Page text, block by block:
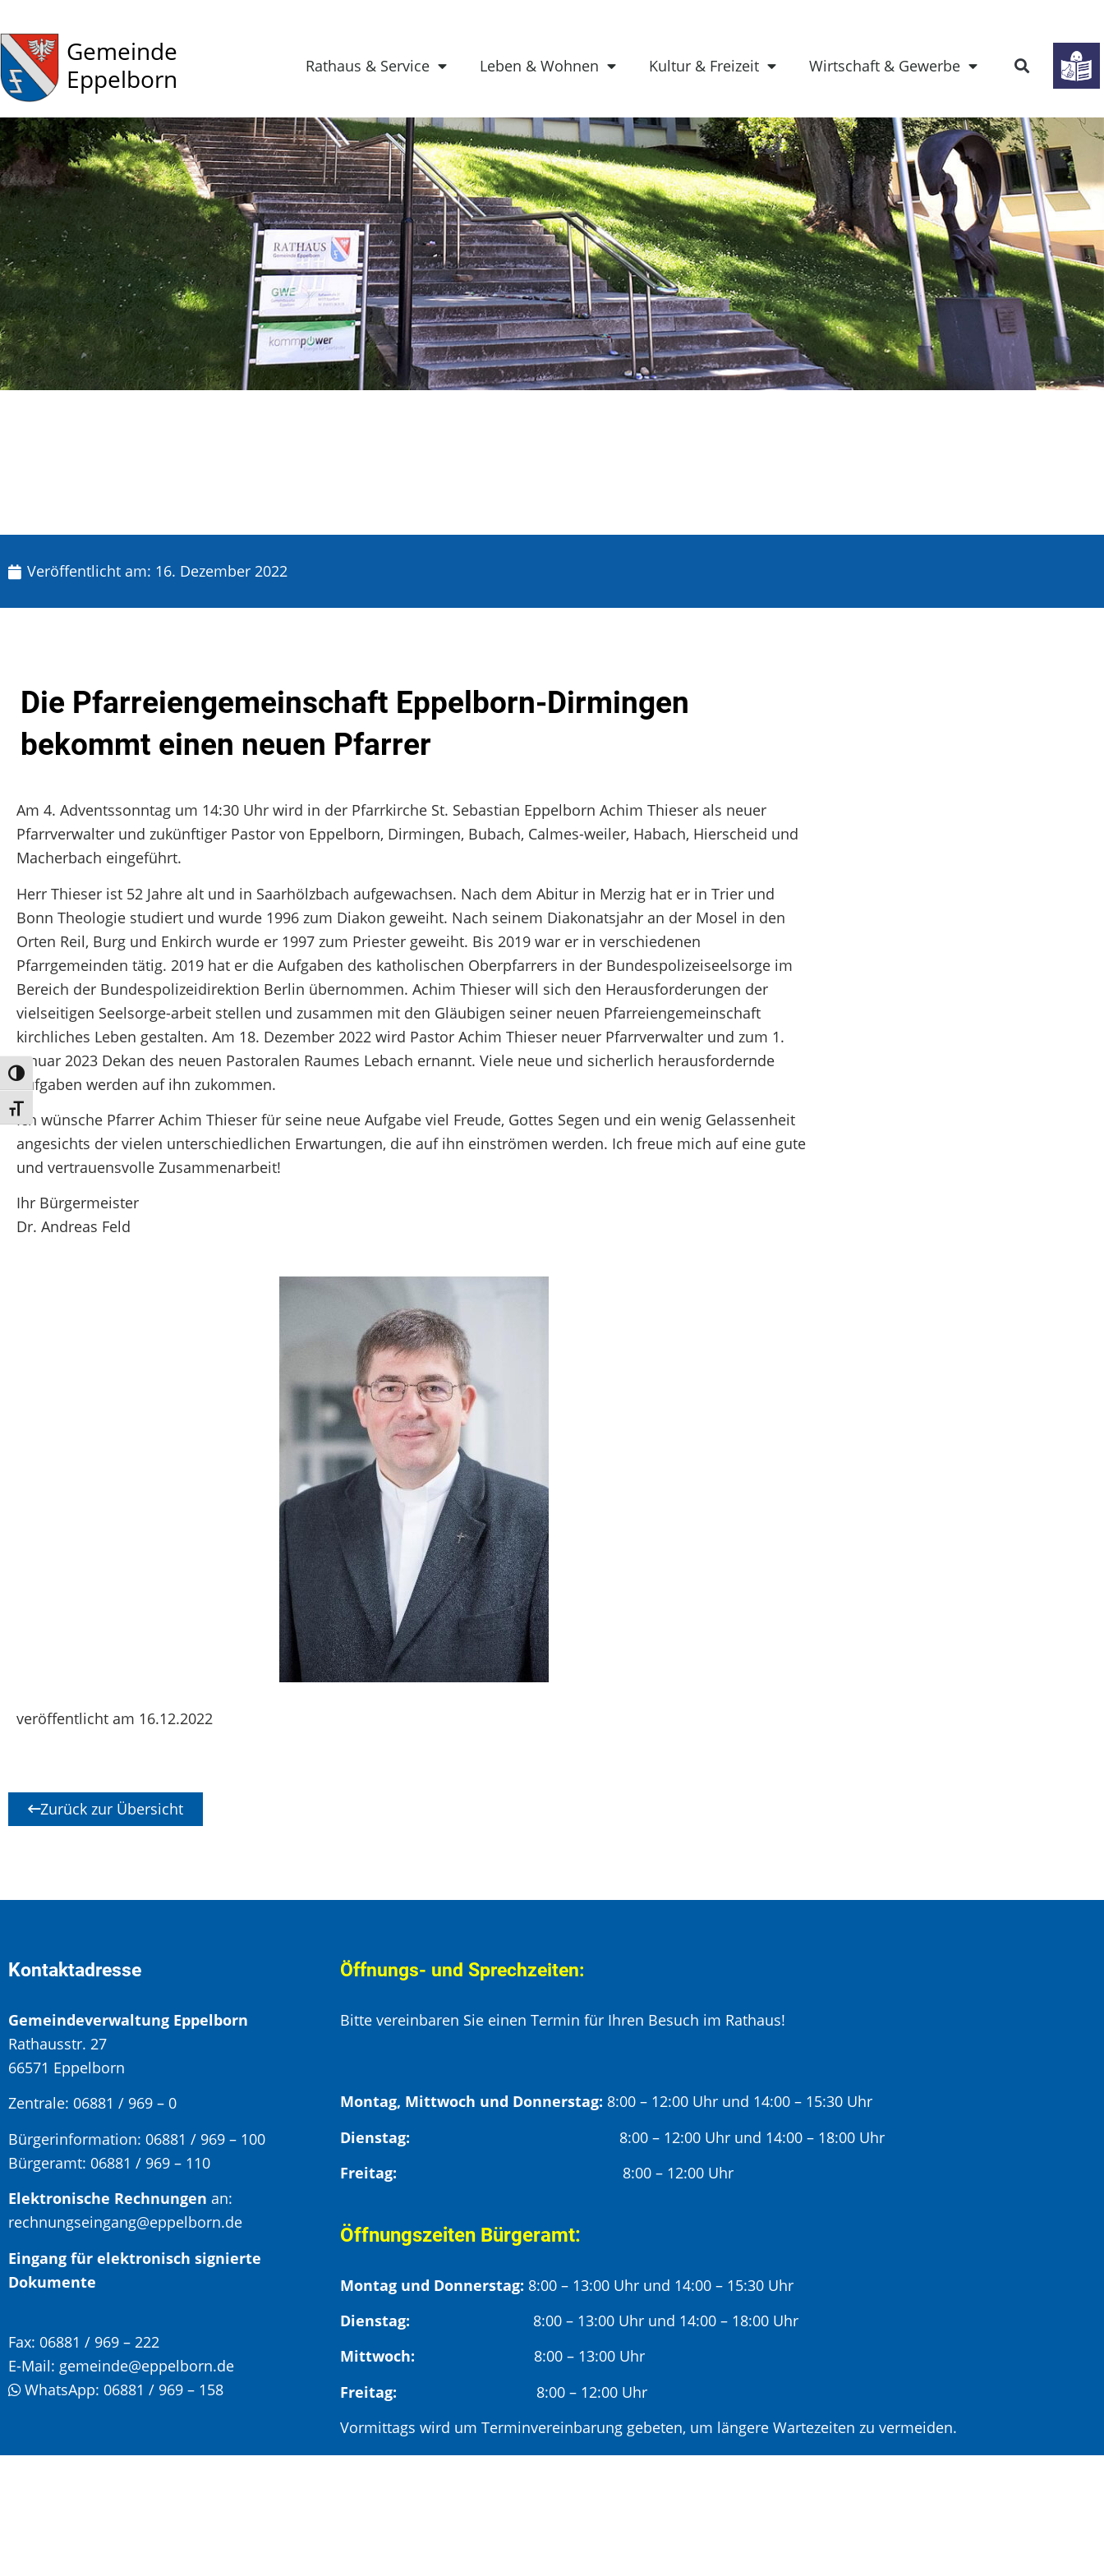
Umschalten auf hohe Kontraste
Schrift vergrößern
Gemeinde
Eppelborn
Rathaus & Service Leben & Wohnen Kultur & Freizeit Wirtschaft & Gewerbe
Veröffentlicht am: 16. Dezember 2022
Die Pfarreiengemeinschaft Eppelborn-Dirmingen
bekommt einen neuen Pfarrer
Am 4. Adventssonntag um 14:30 Uhr wird in der Pfarrkirche St. Sebastian Eppelborn Achim Thieser als neuer
Pfarrverwalter und zukünftiger Pastor von Eppelborn, Dirmingen, Bubach, Calmes-weiler, Habach, Hierscheid und
Macherbach eingeführt.
Herr Thieser ist 52 Jahre alt und in Saarhölzbach aufgewachsen. Nach dem Abitur in Merzig hat er in Trier und
Bonn Theologie studiert und wurde 1996 zum Diakon geweiht. Nach seinem Diakonatsjahr an der Mosel in den
Orten Reil, Burg und Enkirch wurde er 1997 zum Priester geweiht. Bis 2019 war er in verschiedenen
Pfarrgemeinden tätig. 2019 hat er die Aufgaben des katholischen Oberpfarrers in der Bundespolizeiseelsorge im
Bereich der Bundespolizeidirektion Berlin übernommen. Achim Thieser will sich den Herausforderungen der
vielseitigen Seelsorge-arbeit stellen und zusammen mit den Gläubigen seiner neuen Pfarreiengemeinschaft
kirchliches Leben gestalten. Am 18. Dezember 2022 wird Pastor Achim Thieser neuer Pfarrverwalter und zum 1.
Januar 2023 Dekan des neuen Pastoralen Raumes Lebach ernannt. Viele neue und sicherlich herausfordernde
Aufgaben werden auf ihn zukommen.
Ich wünsche Pfarrer Achim Thieser für seine neue Aufgabe viel Freude, Gottes Segen und ein wenig Gelassenheit
angesichts der vielen unterschiedlichen Erwartungen, die auf ihn einströmen werden. Ich freue mich auf eine gute
und vertrauensvolle Zusammenarbeit!
Ihr Bürgermeister
Dr. Andreas Feld
veröffentlicht am 16.12.2022
Zurück zur Übersicht
Kontaktadresse
Gemeindeverwaltung Eppelborn
Rathausstr. 27
66571 Eppelborn
Zentrale: 06881 / 969 – 0
Bürgerinformation: 06881 / 969 – 100
Bürgeramt: 06881 / 969 – 110
Elektronische Rechnungen an:
rechnungseingang@eppelborn.de
Eingang für elektronisch signierte
Dokumente
Fax: 06881 / 969 – 222
E-Mail: gemeinde@eppelborn.de
WhatsApp: 06881 / 969 – 158
Öffnungs- und Sprechzeiten:
Bitte vereinbaren Sie einen Termin für Ihren Besuch im Rathaus!
Montag, Mittwoch und Donnerstag: 8:00 – 12:00 Uhr und 14:00 – 15:30 Uhr
Dienstag: 8:00 – 12:00 Uhr und 14:00 – 18:00 Uhr
Freitag:
8:00 – 12:00 Uhr
Öffnungszeiten Bürgeramt:
Montag und Donnerstag: 8:00 – 13:00 Uhr und 14:00 – 15:30 Uhr
Dienstag: 8:00 – 13:00 Uhr und 14:00 – 18:00 Uhr
Mittwoch: 8:00 – 13:00 Uhr
Freitag:
8:00 – 12:00 Uhr
Vormittags wird um Terminvereinbarung gebeten, um längere Wartezeiten zu vermeiden.